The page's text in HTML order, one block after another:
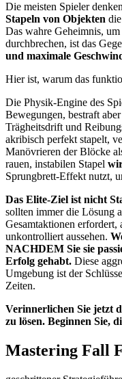
Die meisten Spieler
Stapeln von Objekten
Das wahre Geheimnis,
durchbrechen, ist das
und maximale
Hier ist, warum das
Die Physik-Engine des
Bewegungen, bestraft
Trägheitsdrift und
akribisch perfekt stapelt,
Manövrieren der Blöcke
rauen, instabilen Stapel
Sprungbrett-Effekt nutzt,
Das Elite-Ziel ist nicht
sollten immer die Lösung
Gesamtaktionen
unkontrolliert aussehen.
NACHDEM Sie sie
Erfolg gehabt. Diese
Umgebung ist der
Zeiten.
Verinnerlichen Sie jetzt
zu lösen. Beginnen Sie,
Mastering Fall